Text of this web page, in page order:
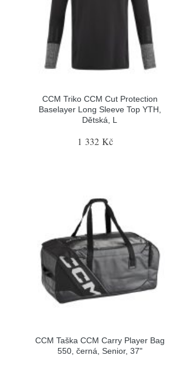
CCM Triko CCM Cut Protection
Baselayer Long Sleeve Top YTH,
Dětská, L
1 332 Kč
CCM Taška CCM Carry Player Bag
550, černá, Senior, 37"